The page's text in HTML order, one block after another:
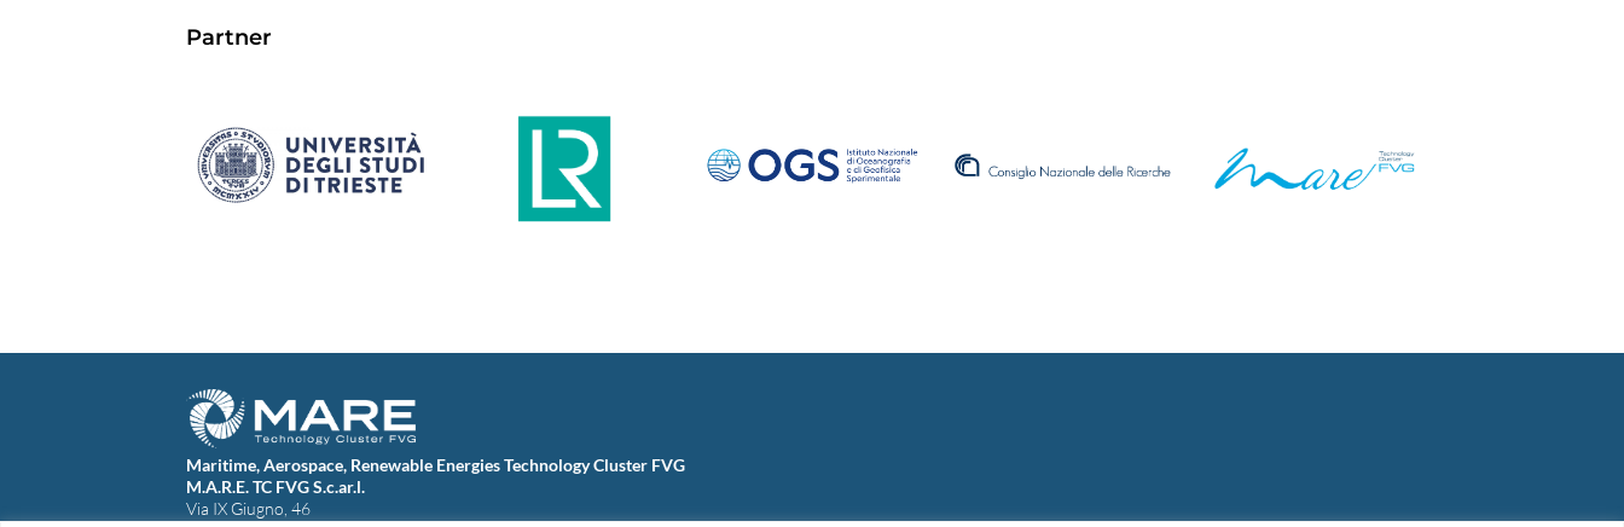
Partner
Maritime, Aerospace, Renewable Energies Technology Cluster FVG
M.A.R.E. TC FVG S.c.ar.l.
Via IX Giugno, 46